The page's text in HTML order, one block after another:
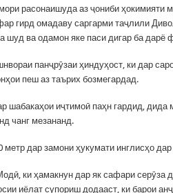
расонаишуда аз ҷониби ҳокимияти
гирд омадаву саргарми таҷлили
шуд ва одамон яке паси дигар ба
панҷрӯзаи ҳиндуҳост, ки дар
пеш аз таърих бозмегардад.
шабакаҳои иҷтимоӣ паҳн гардид, дида
чанг мезананд.
метр дар замони ҳукумати инглисҳо
ки ҳамакнун дар як сафари серӯза
иёлат супориш додааст, ки барои